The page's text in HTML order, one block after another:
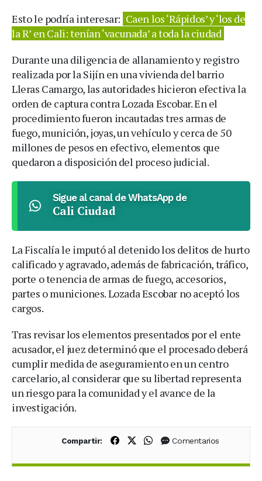
Esto le podría interesar: Caen los ‘Rápidos’ y ‘los de
la R’ en Cali: tenían ‘vacunada’ a toda la ciudad
Durante una diligencia de allanamiento y registro
realizada por la Sijín en una vivienda del barrio
Lleras Camargo, las autoridades hicieron efectiva la
orden de captura contra Lozada Escobar. En el
procedimiento fueron incautadas tres armas de
fuego, munición, joyas, un vehículo y cerca de 50
millones de pesos en efectivo, elementos que
quedaron a disposición del proceso judicial.
Sigue al canal de WhatsApp de
Cali Ciudad
La Fiscalía le imputó al detenido los delitos de hurto
calificado y agravado, además de fabricación, tráfico,
porte o tenencia de armas de fuego, accesorios,
partes o municiones. Lozada Escobar no aceptó los
cargos.
Tras revisar los elementos presentados por el ente
acusador, el juez determinó que el procesado deberá
cumplir medida de aseguramiento en un centro
carcelario, al considerar que su libertad representa
un riesgo para la comunidad y el avance de la
investigación.
Compartir: Compartir en Facebook
Compartir en X (Twitter)
Compartir en WhatsApp
Comentarios